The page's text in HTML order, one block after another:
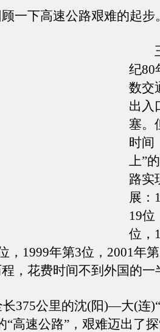
下高速公路艰难的起步
王
纪80
数交
出入
塞。
时间
上”
路实
展：
19位
位，
，1999年第3位，2001年
，花费时间不到外国的一
375公里的沈(阳)—大(连
“高速公路”，艰难迈出了